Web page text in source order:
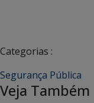
Categorias :
Segurança Pública
Veja Também